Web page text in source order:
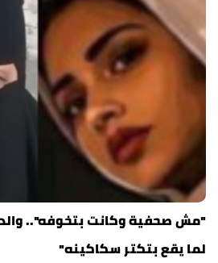
"مش صحفية وكانت بتخوفه"..
لما يقع بتكتر سكاكينه"